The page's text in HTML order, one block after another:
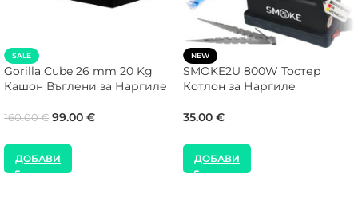
SALE
Gorilla Cube 26 mm 20 Kg
Кашон Въглени за Наргиле
160.00€ 99.00 €
ДОБАВИ
NEW
SMOKE2U 800W Тостер
Котлон за Наргиле
35.00 €
ДОБАВИ